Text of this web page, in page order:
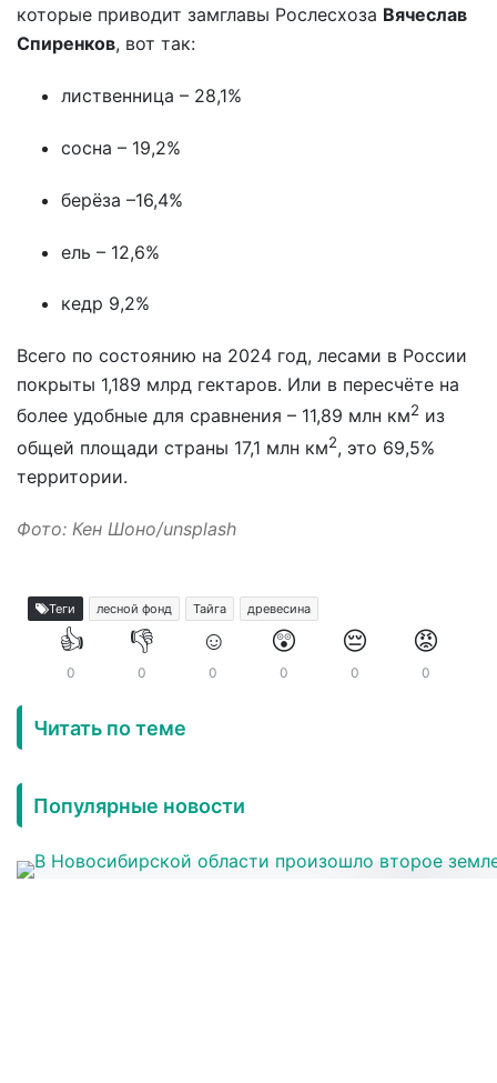
которые приводит замглавы Рослесхоза Вячеслав
Спиренков, вот так:
лиственница – 28,1%
сосна – 19,2%
берёза –16,4%
ель – 12,6%
кедр 9,2%
Всего по состоянию на 2024 год, лесами в России
покрыты 1,189 млрд гектаров. Или в пересчёте на
более удобные для сравнения – 11,89 млн км2 из
общей площади страны 17,1 млн км2, это 69,5%
территории.
Фото: Кен Шоно/unsplash
Теги лесной фонд Тайга древесина
👍
0
👎
0
☺️
0
😲
0
😔
0
😡
0
Читать по теме
Популярные новости